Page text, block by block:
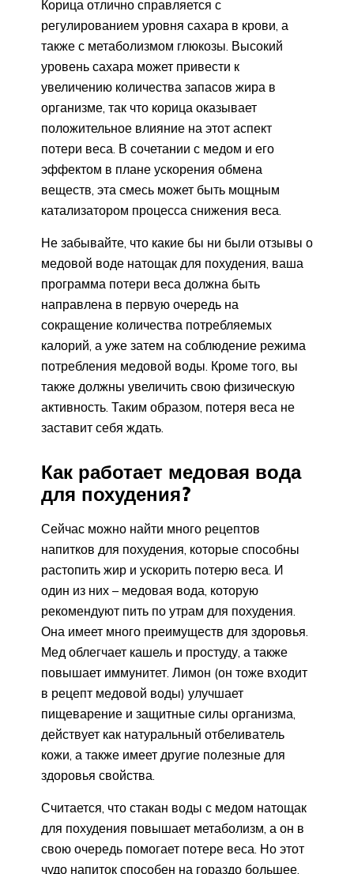
Корица отлично справляется с
регулированием уровня сахара в крови, а
также с метаболизмом глюкозы. Высокий
уровень сахара может привести к
увеличению количества запасов жира в
организме, так что корица оказывает
положительное влияние на этот аспект
потери веса. В сочетании с медом и его
эффектом в плане ускорения обмена
веществ, эта смесь может быть мощным
катализатором процесса снижения веса.
Не забывайте, что какие бы ни были отзывы о
медовой воде натощак для похудения, ваша
программа потери веса должна быть
направлена в первую очередь на
сокращение количества потребляемых
калорий, а уже затем на соблюдение режима
потребления медовой воды. Кроме того, вы
также должны увеличить свою физическую
активность. Таким образом, потеря веса не
заставит себя ждать.
Как работает медовая вода
для похудения?
Сейчас можно найти много рецептов
напитков для похудения, которые способны
растопить жир и ускорить потерю веса. И
один из них – медовая вода, которую
рекомендуют пить по утрам для похудения.
Она имеет много преимуществ для здоровья.
Мед облегчает кашель и простуду, а также
повышает иммунитет. Лимон (он тоже входит
в рецепт медовой воды) улучшает
пищеварение и защитные силы организма,
действует как натуральный отбеливатель
кожи, а также имеет другие полезные для
здоровья свойства.
Считается, что стакан воды с медом натощак
для похудения повышает метаболизм, а он в
свою очередь помогает потере веса. Но этот
чудо напиток способен на гораздо большее,